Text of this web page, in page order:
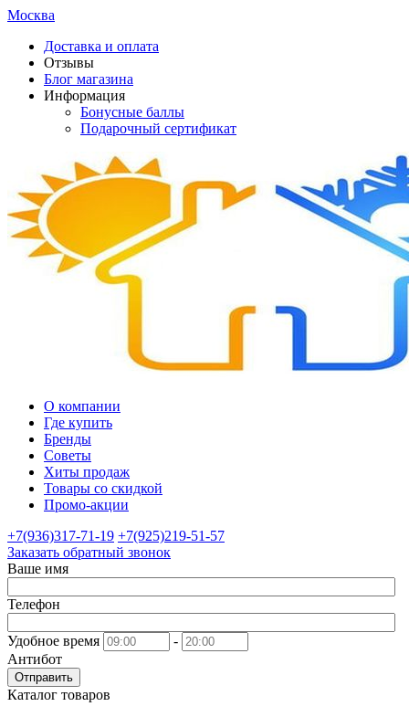
Москва
Доставка и оплата
Отзывы
Блог магазина
Информация
Бонусные баллы
Подарочный сертификат
О компании
Где купить
Бренды
Советы
Хиты продаж
Товары со скидкой
Промо-акции
+7(936)317-71-19 +7(925)219-51-57
Заказать обратный звонок
Ваше имя
Телефон
Удобное время
-
Антибот
Отправить
Каталог товаров